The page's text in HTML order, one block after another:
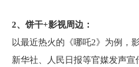
2、饼干+影视周边：
以最近热火的《哪吒2》为例，
新华社、人民日报等官媒发声